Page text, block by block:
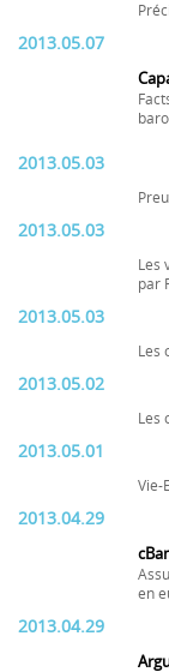
2013.05.07
2013.05.03
2013.05.03
Les
par
2013.05.03
Les
2013.05.02
Les
2013.05.01
Vie-
2013.04.29
en
2013.04.29